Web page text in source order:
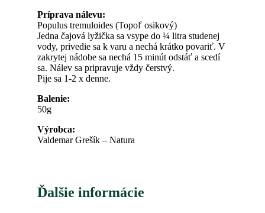
Príprava nálevu:
Populus tremuloides (Topoľ osikový)
Jedna čajová lyžička sa vsype do ¼ litra studenej
vody, privedie sa k varu a nechá krátko povariť. V
zakrytej nádobe sa nechá 15 minút odstáť a scedí
sa. Nálev sa pripravuje vždy čerstvý.
Pije sa 1-2 x denne.
Balenie:
50g
Výrobca:
Valdemar Grešík – Natura
Ďalšie informácie